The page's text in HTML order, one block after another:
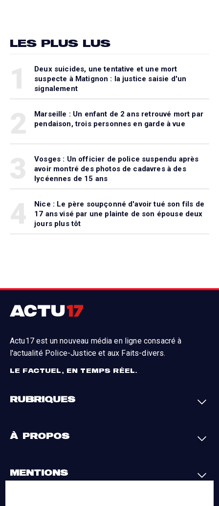
LES PLUS LUS
Deux suicides, une tentative et une mort
suspecte à Matignon : la justice saisie d'un
signalement
Marseille : Un enfant de 2 ans retrouvé mort par
pendaison, trois personnes en garde à vue
Vosges : Un officier de police suspendu après
avoir montré des photos de cadavres à des
lycéennes de 15 ans
Nice : Le père soupçonné d'avoir tué son fils de
17 ans visé par une plainte de son épouse deux
jours plus tôt
Actu17 est un nouveau média en ligne consacré à
l'actualité Police-Justice et aux Faits-divers.
LE FACTUEL, EN TEMPS RÉEL.
RUBRIQUES
Par région
À PROPOS
L'appli Actu17
S'abonner
MENTIONS